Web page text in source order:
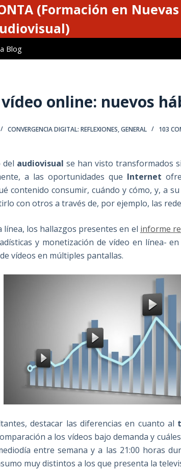
(Formación en
Blog
online: nuevos
CONVERGENCIA DIGITAL: REFLEXIONES,GENERAL 103
del audiovisual se han visto transformados
a las oportunidades que Internet
contenido consumir, cuándo y cómo, y, a
con otros a través de, por ejemplo, las
los hallazgos presentes en el informe
y monetización de vídeo en línea-
vídeos en múltiples pantallas.
destacar las diferencias en cuanto al
a los vídeos bajo demanda y
entre semana y a las 21:00 horas
muy distintos a los que presenta la